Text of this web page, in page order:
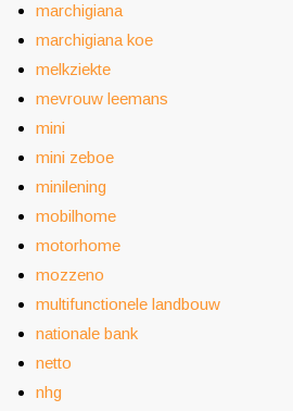
marchigiana
marchigiana koe
melkziekte
mevrouw leemans
mini
mini zeboe
minilening
mobilhome
motorhome
mozzeno
multifunctionele landbouw
nationale bank
netto
nhg